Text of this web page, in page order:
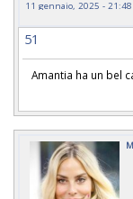
11 gennaio, 2025 - 21:48
51
Amantia ha un bel